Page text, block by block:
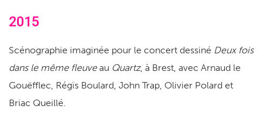
2015
Scénographie imaginée pour le concert dessiné Deux fois
dans le même fleuveau Quartz, à Brest, avec Arnaud le
Gouëfflec, Régïs Boulard, John Trap, Olivier Polard et
Briac Queillé.